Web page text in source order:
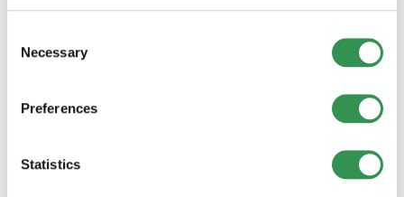
Selection
Necessary
Preferences
Statistics